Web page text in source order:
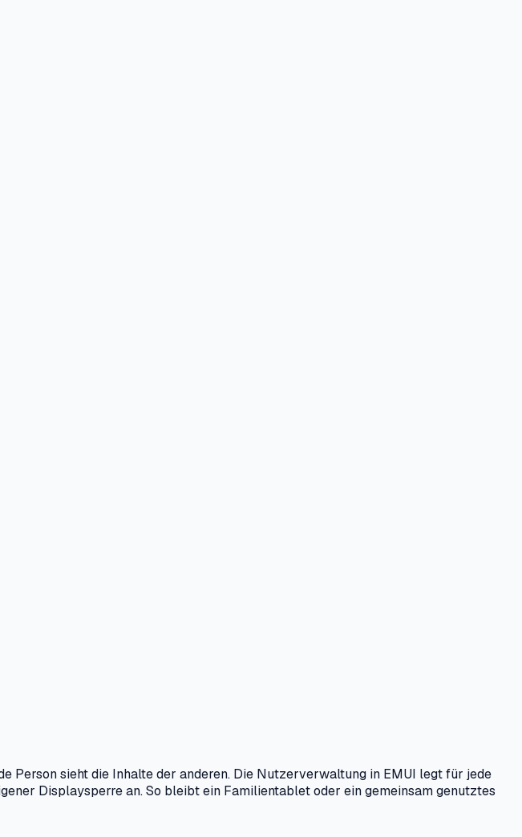
Person sieht die Inhalte der anderen. Die Nutzerverwaltung in EMUI legt für jede
Displaysperre an. So bleibt ein Familientablet oder ein gemeinsam genutztes